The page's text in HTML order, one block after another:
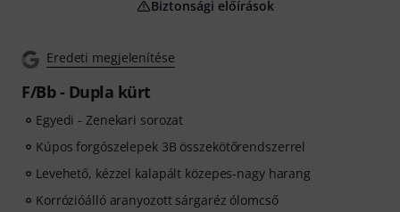
Eredeti megjelenítése
F/Bb - Dupla kürt
Egyedi - Zenekari sorozat
Kúpos forgószelepek 3B összekötőrendszerrel
Levehető, kézzel kalapált közepes-nagy harang
Korrózióálló aranyozott sárgaréz ólomcső
Biztonsági előírások